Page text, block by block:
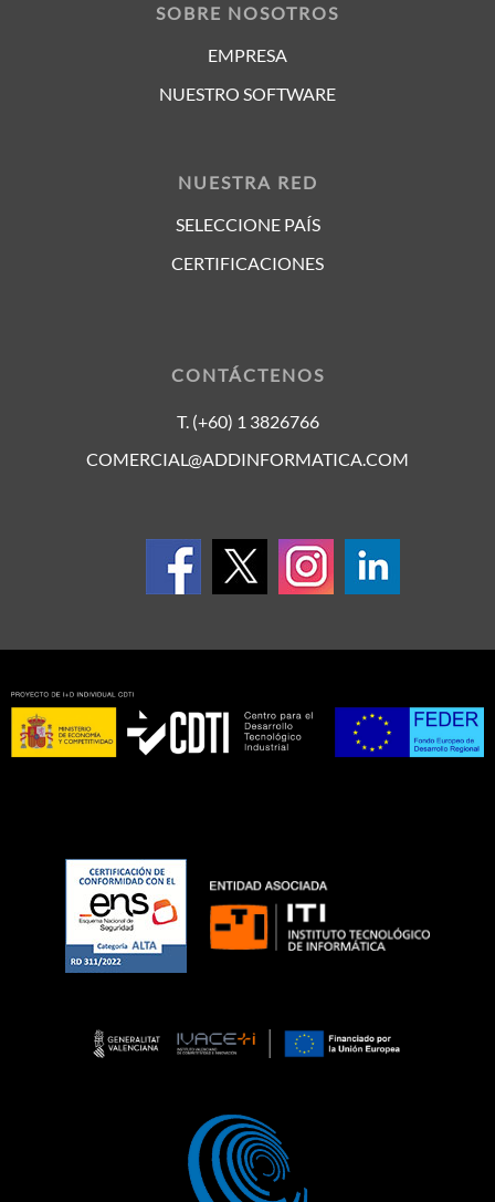
SOBRE NOSOTROS
EMPRESA
NUESTRO SOFTWARE
NUESTRA RED
SELECCIONE PAÍS
CERTIFICACIONES
CONTÁCTENOS
T. (+60) 1 3826766
COMERCIAL@ADDINFORMATICA.COM